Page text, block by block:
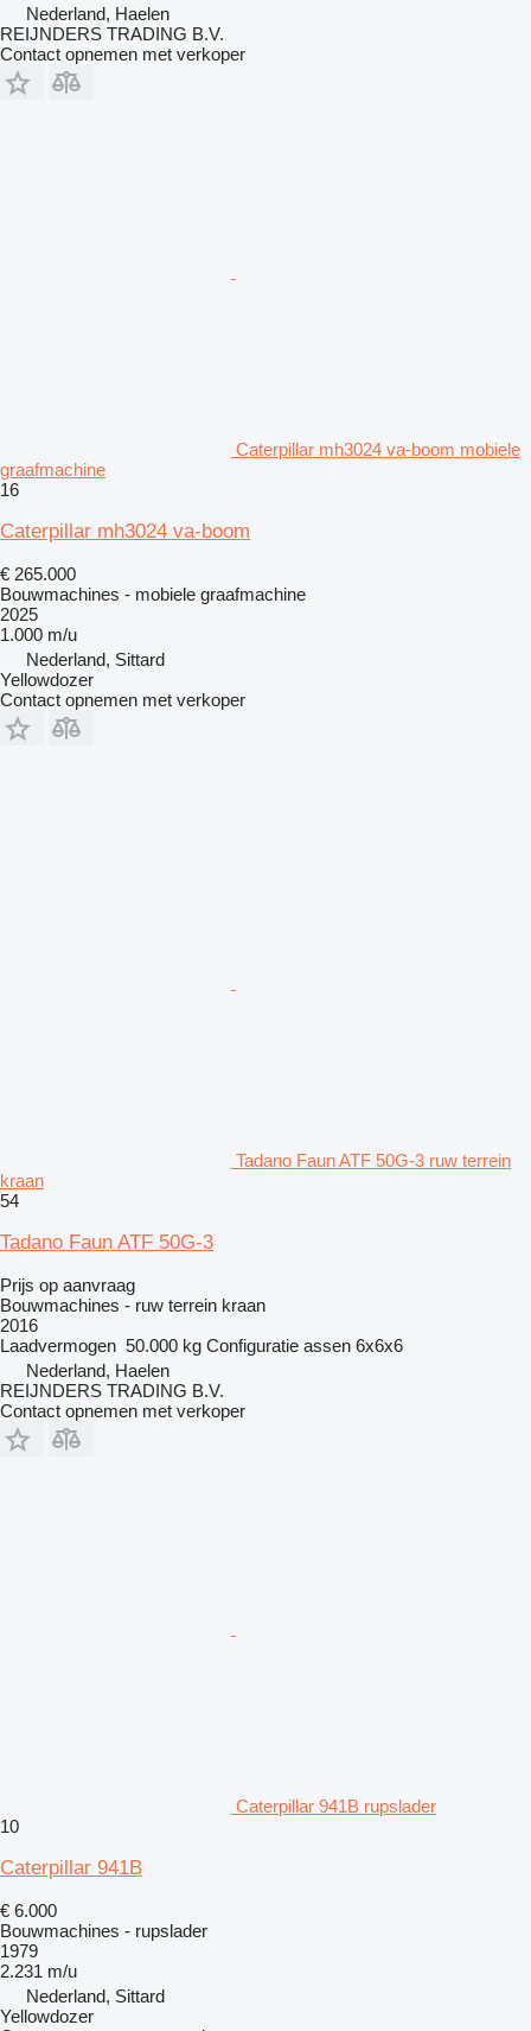
Nederland, Haelen
REIJNDERS TRADING B.V.
Contact opnemen met verkoper
Caterpillar mh3024 va-boom mobiele
graafmachine
16
Caterpillar mh3024 va-boom
€ 265.000
Bouwmachines - mobiele graafmachine
2025
1.000 m/u
Nederland, Sittard
Yellowdozer
Contact opnemen met verkoper
Tadano Faun ATF 50G-3 ruw terrein
kraan
54
Tadano Faun ATF 50G-3
Prijs op aanvraag
Bouwmachines - ruw terrein kraan
2016
Laadvermogen 50.000 kg Configuratie assen 6x6x6
Nederland, Haelen
REIJNDERS TRADING B.V.
Contact opnemen met verkoper
Caterpillar 941B rupslader
10
Caterpillar 941B
€ 6.000
Bouwmachines - rupslader
1979
2.231 m/u
Nederland, Sittard
Yellowdozer